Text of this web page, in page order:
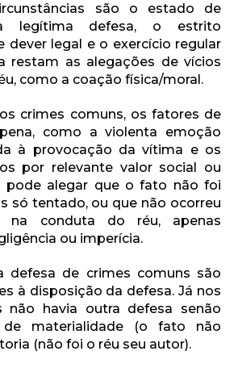
são o estado de
a legítima defesa, o estrito
dever legal e o exercício regular
restam as alegações de vícios
como a coação física/moral.
crimes comuns, os fatores de
como a violenta emoção
à provocação da vítima e os
por relevante valor social ou
pode alegar que o fato não foi
só tentado, ou que não ocorreu
na conduta do réu, apenas
ou imperícia.
defesa de crimes comuns são
à disposição da defesa. Já nos
não havia outra defesa senão
materialidade (o fato não
(não foi o réu seu autor).